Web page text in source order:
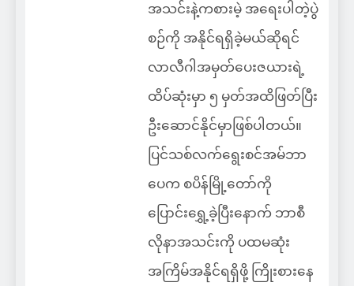
အသင်းနဲ့ကစားမဲ့ အရေးပါတဲ့ပွဲ
စဉ်ကို အနိုင်ရရှိခဲ့မယ်ဆိုရင်
လာလီဂါအမှတ်ပေးဇယားရဲ့
ထိပ်ဆုံးမှာ ၅ မှတ်အထိဖြတ်ပြီး
ဦးဆောင်နိုင်မှာဖြစ်ပါတယ်။
ပြင်သစ်လက်ရွေးစင်အမ်ဘာ
ပေက စပိန်မြို့တော်ကို
ပြောင်းရွှေ့ခဲ့ပြီးနောက် ဘာစီ
လိုနာအသင်းကို ပထမဆုံး
အကြိမ်အနိုင်ရရှိဖို့ ကြိုးစားနေ